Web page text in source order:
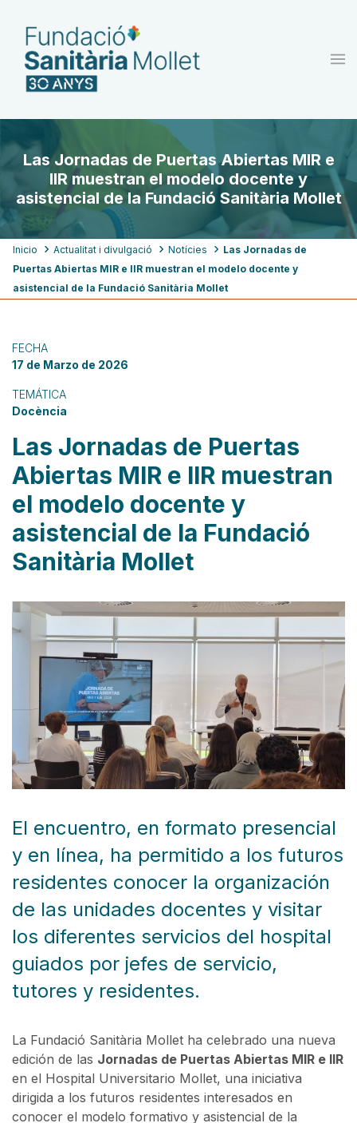
contenido
principal
Las Jornadas de Puertas Abiertas MIR e
IIR muestran el modelo docente y
asistencial de la Fundació Sanitària Mollet
Ruta
de
Inicio Actualitat i divulgació Notícies
Las Jornadas de
Puertas Abiertas MIR e IIR muestran el modelo docente y
asistencial de la Fundació Sanitària Mollet
FECHA
17 de Marzo de 2026
TEMÁTICA
Docència
Las Jornadas de Puertas
Abiertas MIR e IIR muestran
el modelo docente y
asistencial de la Fundació
Sanitària Mollet
El encuentro, en formato presencial
y en línea, ha permitido a los futuros
residentes conocer la organización
de las unidades docentes y visitar
los diferentes servicios del hospital
guiados por jefes de servicio,
tutores y residentes.
La Fundació Sanitària Mollet ha celebrado una nueva
edición de las Jornadas de Puertas Abiertas MIR e IIR
en el Hospital Universitario Mollet, una iniciativa
dirigida a los futuros residentes interesados en
conocer el modelo formativo y asistencial de la